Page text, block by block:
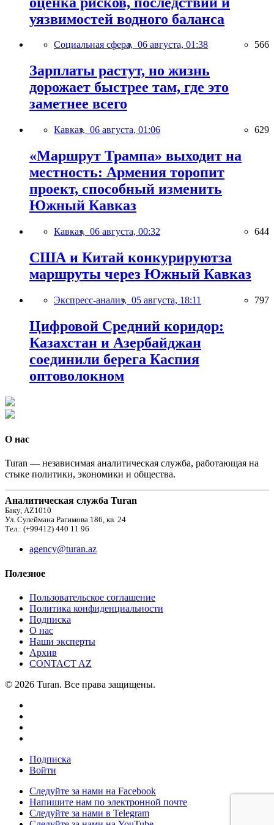
уязвимостей водного баланса
Социальная сфера, 06 августа, 01:38 566
Зарплаты растут, но жизнь
дорожает быстрее там, где это
заметнее всего
Кавказ, 06 августа, 01:06 629
«Маршрут Трампа» выходит на
местность: Армения торопит
проект, способный изменить
Южный Кавказ
Кавказ, 06 августа, 00:32 644
США и Китай конкурируютза
маршруты через Южный Кавказ
Экспресс-анализ, 05 августа, 18:11 797
Цифровой Средний коридор:
Казахстан и Азербайджан
соединили берега Каспия
оптоволокном
О нас
Turan — независимая аналитическая служба, работающая на
стыке политики, экономики и общества.
Аналитическая служба Turan
Баку, AZ1010
Ул. Сулеймана Рагимова 186, кв. 24
Тел.: (+99412) 440 11 96
agency@turan.az
Полезное
Пользовательское соглашение
Политика конфиденциальности
Подписка
О нас
Наши эксперты
Архив
CONTACT AZ
© 2026 Turan. Все права защищены.
Подписка
Войти
Следуйте за нами на Facebook
Напишите нам по электронной почте
Следуйте за нами в Telegram